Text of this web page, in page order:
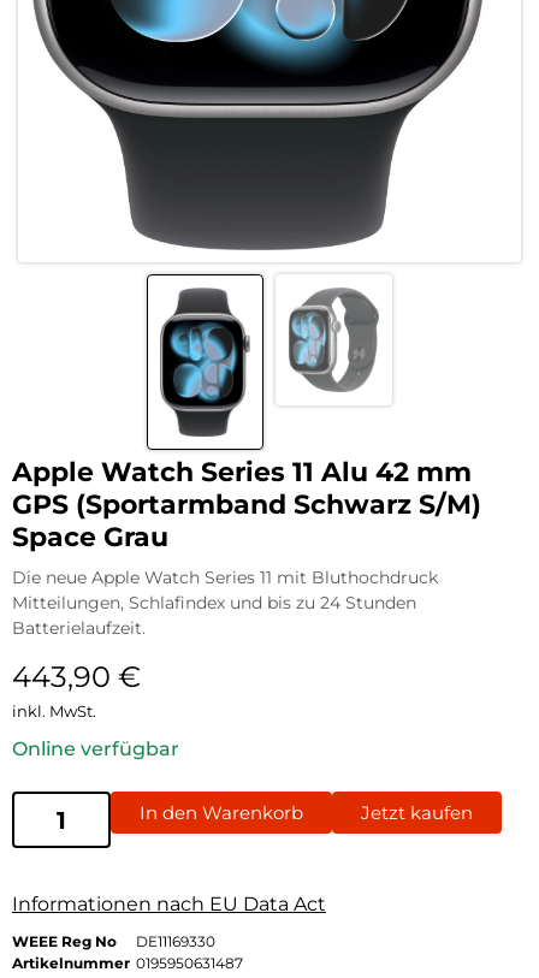
Apple Watch Series 11 Alu 42 mm
GPS (Sportarmband Schwarz S/M)
Space Grau
Die neue Apple Watch Series 11 mit Bluthochdruck
Mitteilungen, Schlafindex und bis zu 24 Stunden
Batterielaufzeit.
443,90 €
inkl. MwSt.
Online verfügbar
In den Warenkorb Jetzt kaufen
Informationen nach EU Data Act
WEEE Reg No
DE11169330
Artikelnummer 0195950631487